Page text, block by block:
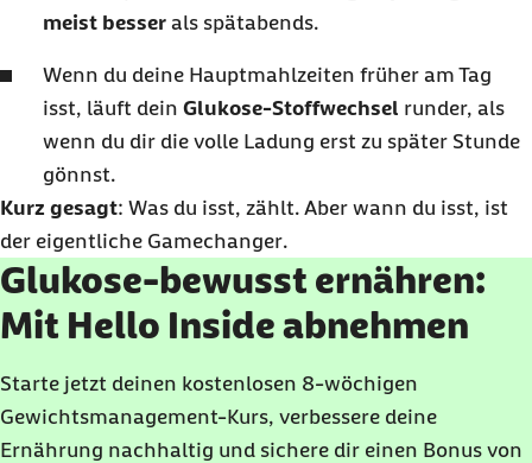
meist besser als spätabends.
Wenn du deine Hauptmahlzeiten früher am Tag
isst, läuft dein Glukose-Stoffwechsel runder, als
wenn du dir die volle Ladung erst zu später Stunde
gönnst.
Kurz gesagt: Was du isst, zählt. Aber wann du isst, ist
der eigentliche Gamechanger.
Glukose-bewusst ernähren:
Mit Hello Inside abnehmen
Starte jetzt deinen kostenlosen 8‑wöchigen
Gewichtsmanagement‑Kurs, verbessere deine
Ernährung nachhaltig und sichere dir einen Bonus von